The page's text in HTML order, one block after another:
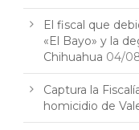
El fiscal que
«El Bayo» y la
Chihuahua 04/
Captura la
homicidio de